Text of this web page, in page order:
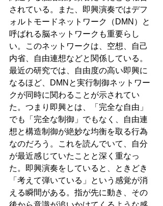
されている。また、即興演奏ではデフ
ォルトモードネットワーク（DMN）と
呼ばれる脳ネットワークも重要らし
い。このネットワークは、空想、自己
内省、自由連想などと関係している。
最近の研究では、自由度の高い即興に
なるほど、DMNと実行制御ネットワー
クが同時に関わることが示されてい
た。つまり即興とは、「完全な自由」
でも「完全な制御」でもなく、自由連
想と構造制御が絶妙な均衡を取る行為
なのだろう。これを読んでいて、自分
が最近感じていたことと深く重なっ
た。即興演奏をしていると、ときどき
「考えて弾いている」という感覚が消
える瞬間がある。指が先に動き、その